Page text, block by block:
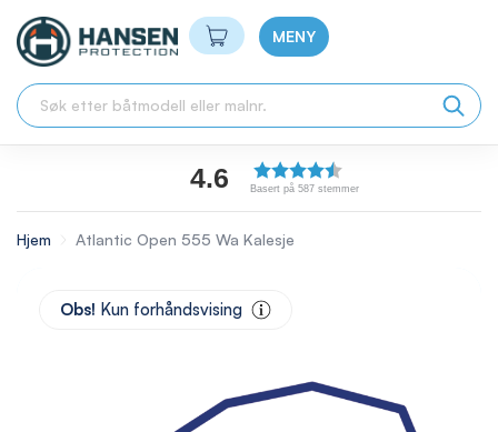
Min handlekurv
MENY
4.6 Basert på 587 stemmer
Hjem Atlantic Open 555 Wa Kalesje
Obs! Kun forhåndsvising